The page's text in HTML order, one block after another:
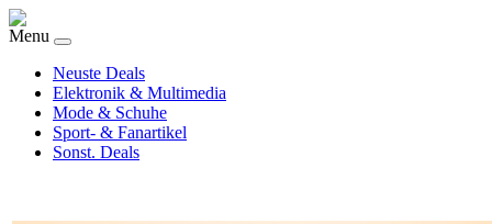
Menu
Neuste Deals
Elektronik & Multimedia
Mode & Schuhe
Sport- & Fanartikel
Sonst. Deals